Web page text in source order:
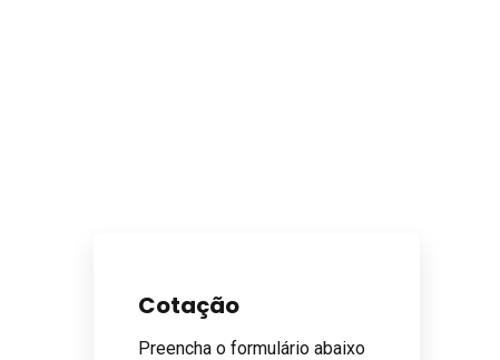
Cotação
Preencha o formulário abaixo